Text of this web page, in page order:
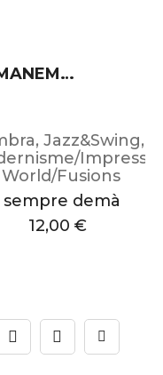
, Jazz&Swing,
World/Fusions
sempre demà
12,00 €